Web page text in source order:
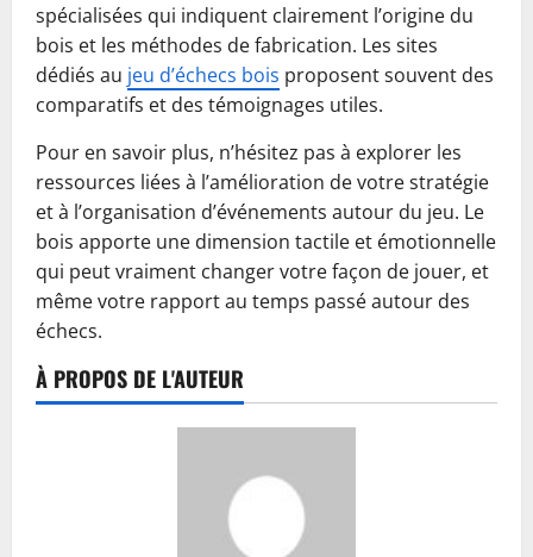
spécialisées qui indiquent clairement l’origine du
bois et les méthodes de fabrication. Les sites
dédiés au jeu d’échecs bois proposent souvent des
comparatifs et des témoignages utiles.
Pour en savoir plus, n’hésitez pas à explorer les
ressources liées à l’amélioration de votre stratégie
et à l’organisation d’événements autour du jeu. Le
bois apporte une dimension tactile et émotionnelle
qui peut vraiment changer votre façon de jouer, et
même votre rapport au temps passé autour des
échecs.
À PROPOS DE L'AUTEUR